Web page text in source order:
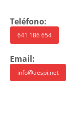
Teléfono:
641 186 654
Email:
info@aespi.net